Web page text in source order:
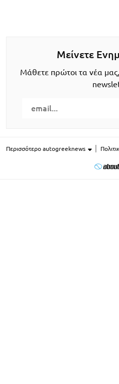
Μείνετε
Μάθετε πρώτοι τα νέα
Περισσότερο autogreeknews